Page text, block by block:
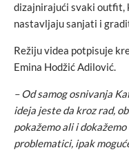
dizajnirajući svaki outfit,
nastavljaju sanjati i
Režiju videa potpisuje
Emina Hodžić Adilović.
– Od samog osnivanja
ideja jeste da kroz rad,
pokažemo ali i
problematici, ipak